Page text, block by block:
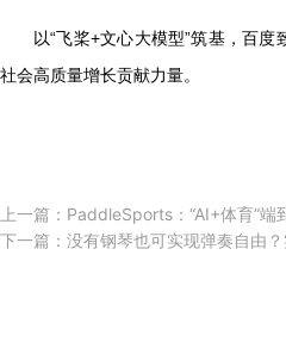
以“飞桨+文心大模型”筑基，百度
社会高质量增长贡献力量。
上一篇： PaddleSports：“AI+体育”端
下一篇： 没有钢琴也可实现弹奏自由